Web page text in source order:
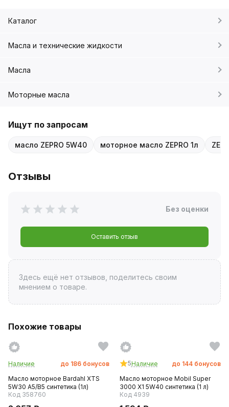
Каталог
Масла и технические жидкости
Масла
Моторные масла
Ищут по запросам
масло ZEPRO 5W40 моторное масло ZEPRO 1л
Отзывы
Без оценки
Оставить отзыв
Здесь ещё нет отзывов, поделитесь своим
мнением о товаре.
Похожие товары
Наличие до 186 бонусов
Масло моторное Bardahl XTS
5W30 A5/B5 синтетика (1л)
Код 358760
5Наличие до 144 бонусов
Масло моторное Mobil Super
3000 X1 5W40 синтетика (1 л)
Код 4939